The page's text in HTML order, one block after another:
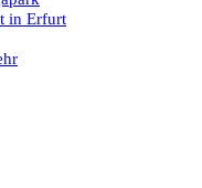
in Erfurt